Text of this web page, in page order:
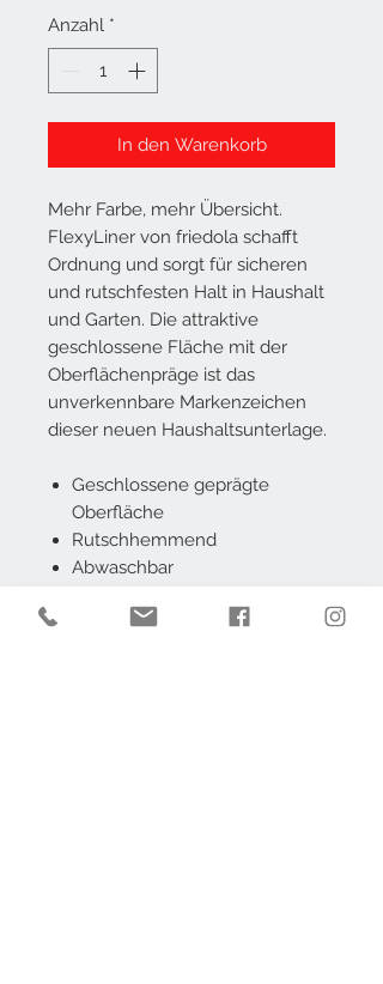
Anzahl *
In den Warenkorb
Mehr Farbe, mehr Übersicht.
FlexyLiner von friedola schafft
Ordnung und sorgt für sicheren
und rutschfesten Halt in Haushalt
und Garten. Die attraktive
geschlossene Fläche mit der
Oberflächenpräge ist das
unverkennbare Markenzeichen
dieser neuen Haushaltsunterlage.
Geschlossene geprägte
Oberfläche
Rutschhemmend
Abwaschbar
Waschbar bis 40 °C